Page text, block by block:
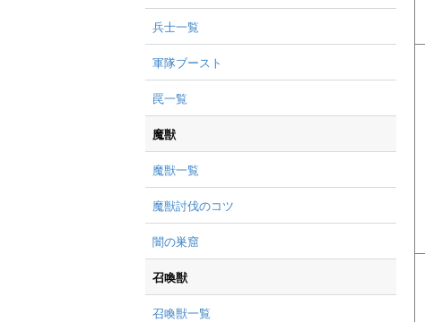
兵士一覧
軍隊ブースト
罠一覧
魔獣
魔獣一覧
魔獣討伐のコツ
闇の巣窟
召喚獣
召喚獣一覧